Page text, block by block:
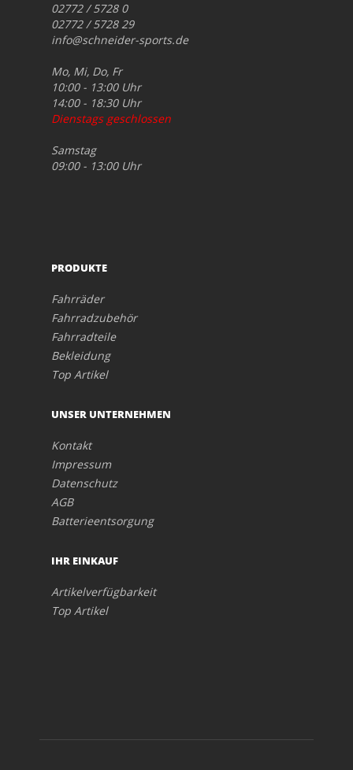
02772 / 5728 0
02772 / 5728 29
info@schneider-sports.de
Mo, Mi, Do, Fr
10:00 - 13:00 Uhr
14:00 - 18:30 Uhr
Dienstags geschlossen
Samstag
09:00 - 13:00 Uhr
PRODUKTE
Fahrräder
Fahrradzubehör
Fahrradteile
Bekleidung
Top Artikel
UNSER UNTERNEHMEN
Kontakt
Impressum
Datenschutz
AGB
Batterieentsorgung
IHR EINKAUF
Artikelverfügbarkeit
Top Artikel